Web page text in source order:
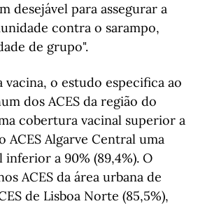
desejável para assegurar a
contra o sarampo,
de grupo".
vacina, o estudo especifica ao
dos ACES da região do
cobertura vacinal superior a
ACES Algarve Central uma
a 90% (89,4%). O
ACES da área urbana de
de Lisboa Norte (85,5%),